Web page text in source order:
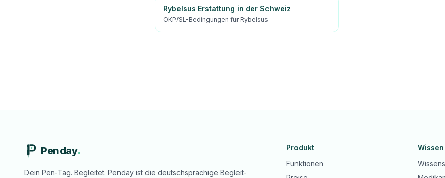
Rybelsus Erstattung in der Schweiz
OKP/SL-Bedingungen für Rybelsus
Penday
Dein Pen-Tag. Begleitet. Penday ist die deutschsprachige Begleit-
Produkt
Funktionen
Wissen